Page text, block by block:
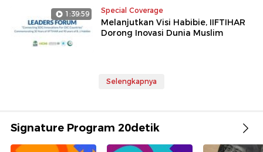
1:39:59 Special Coverage
Melanjutkan Visi Habibie, IIFTIHAR
Dorong Inovasi Dunia Muslim
Selengkapnya
Signature Program 20detik